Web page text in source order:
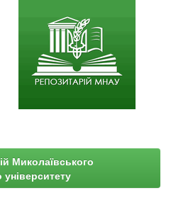
Миколаївського
університету